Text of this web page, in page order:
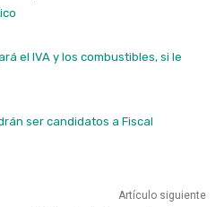
el IVA y los combustibles, si le
ser candidatos a Fiscal
Artículo siguiente